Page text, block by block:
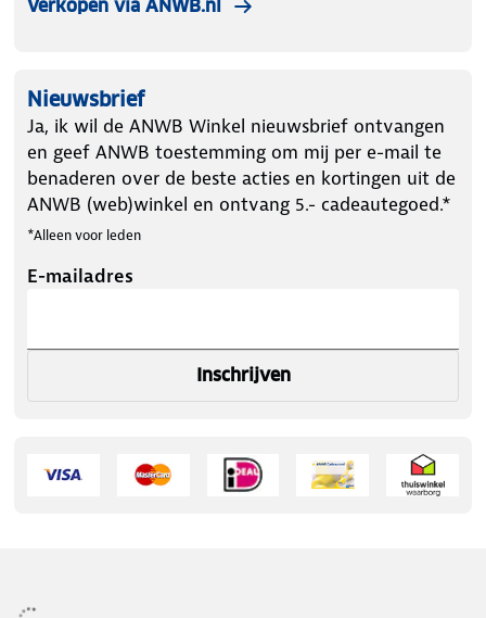
Verkopen via ANWB.nl
Nieuwsbrief
Ja, ik wil de ANWB Winkel nieuwsbrief ontvangen
en geef ANWB toestemming om mij per e-mail te
benaderen over de beste acties en kortingen uit de
ANWB (web)winkel en ontvang 5.- cadeautegoed.*
*Alleen voor leden
E-mailadres
Inschrijven